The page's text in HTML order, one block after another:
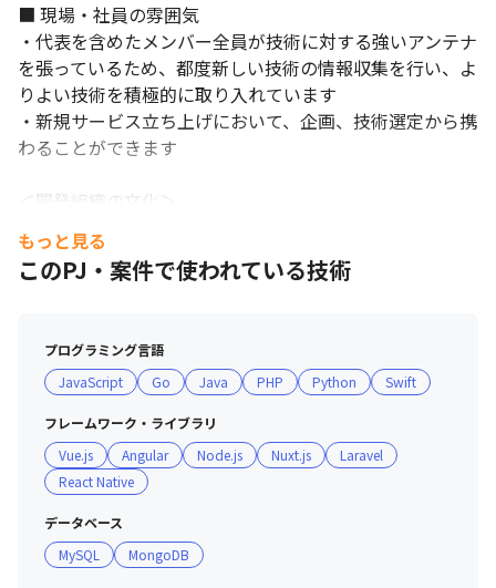
■ 現場・社員の雰囲気
・代表を含めたメンバー全員が技術に対する強いアンテナ
を張っているため、都度新しい技術の情報収集を行い、よ
りよい技術を積極的に取り入れています
・新規サービス立ち上げにおいて、企画、技術選定から携
わることができます
＜開発組織の文化＞
・プロジェクトスタート前に、代表とエンジニア間で協議
しながら開発環境を決めています
・既存/最先端などにこだわらず、あらゆる角度から技術
【開発環境】
積極的に新しい技術を取り入れ、モダンな環境で開発をし
ております。
・言語/JavaScript,Python, Go, PHP
・フレームワーク/React Native,Nuxt.js,Vue.js,Lalavel
・DB/MongoDB, MySQL
・クラウド/AWS
・OS/Mac OS, Windows
・コミュニケーションツール/Slack, Teams,
もっと見る
このPJ・案件で使われている技術
プログラミング言語
JavaScript
Go Java PHP Python Swift
フレームワーク・ライブラリ
Vue.js
Angular Node.js Nuxt.js
Laravel
React Native
データベース
MySQL
MongoDB